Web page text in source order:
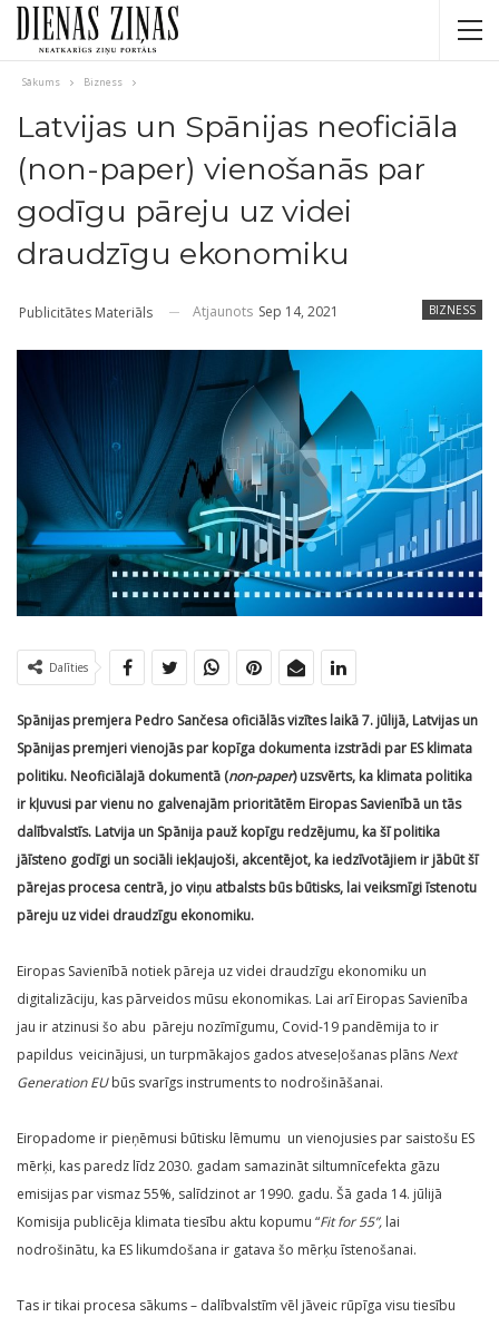
Sākums Bizness
Latvijas un Spānijas neoficiāla
(non-paper) vienošanās par
godīgu pāreju uz videi
draudzīgu ekonomiku
BIZNESS
Publicitātes Materiāls Atjaunots Sep 14, 2021
Dalīties
Spānijas premjera Pedro Sančesa oficiālās vizītes laikā 7. jūlijā, Latvijas un
Spānijas premjeri vienojās par kopīga dokumenta izstrādi par ES klimata
politiku. Neoficiālajā dokumentā (non-paper) uzsvērts, ka klimata politika
ir kļuvusi par vienu no galvenajām prioritātēm Eiropas Savienībā un tās
dalībvalstīs. Latvija un Spānija pauž kopīgu redzējumu, ka šī politika
jāīsteno godīgi un sociāli iekļaujoši, akcentējot, ka iedzīvotājiem ir jābūt šī
pārejas procesa centrā, jo viņu atbalsts būs būtisks, lai veiksmīgi īstenotu
pāreju uz videi draudzīgu ekonomiku.
Eiropas Savienībā notiek pāreja uz videi draudzīgu ekonomiku un
digitalizāciju, kas pārveidos mūsu ekonomikas. Lai arī Eiropas Savienība
jau ir atzinusi šo abu pāreju nozīmīgumu, Covid-19 pandēmija to ir
papildus veicinājusi, un turpmākajos gados atveseļošanas plāns Next
Generation EUbūs svarīgs instruments to nodrošināšanai.
Eiropadome ir pieņēmusi būtisku lēmumu un vienojusies par saistošu ES
mērķi, kas paredz līdz 2030. gadam samazināt siltumnīcefekta gāzu
emisijas par vismaz 55%, salīdzinot ar 1990. gadu. Šā gada 14. jūlijā
Komisija publicēja klimata tiesību aktu kopumu “Fit for 55”, lai
nodrošinātu, ka ES likumdošana ir gatava šo mērķu īstenošanai.
Tas ir tikai procesa sākums – dalībvalstīm vēl jāveic rūpīga visu tiesību